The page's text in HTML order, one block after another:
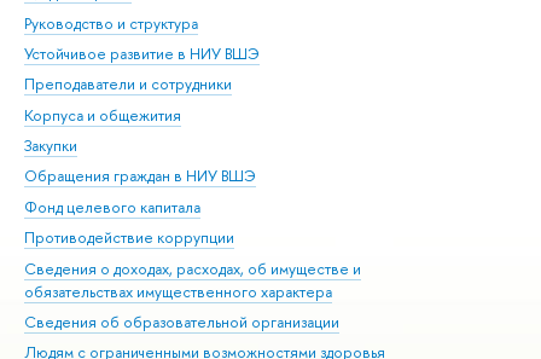
Руководство и структура
Устойчивое развитие в НИУ ВШЭ
Преподаватели и сотрудники
Корпуса и общежития
Закупки
Обращения граждан в НИУ ВШЭ
Фонд целевого капитала
Противодействие коррупции
Сведения о доходах, расходах, об имуществе и
обязательствах имущественного характера
Сведения об образовательной организации
Людям с ограниченными возможностями здоровья